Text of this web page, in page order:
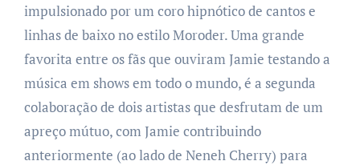
impulsionado por um coro hipnótico de cantos e
linhas de baixo no estilo Moroder. Uma grande
favorita entre os fãs que ouviram Jamie testando a
música em shows em todo o mundo, é a segunda
colaboração de dois artistas que desfrutam de um
apreço mútuo, com Jamie contribuindo
anteriormente (ao lado de Neneh Cherry) para